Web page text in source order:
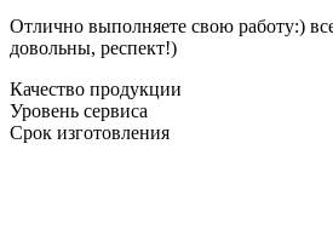
Отлично выполняете свою работу:)
довольны, респект!)
Качество продукции
Уровень сервиса
Срок изготовления